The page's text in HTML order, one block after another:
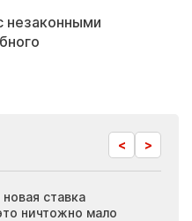
незаконными
< >
ставка
ничтожно мало